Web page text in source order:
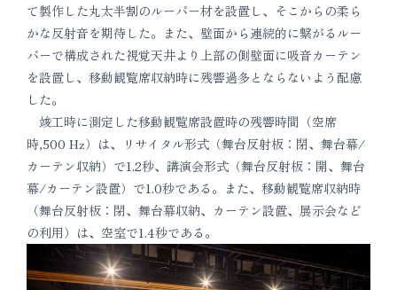
て製作した丸太半割のルーバー材を設置し、そこからの柔ら
かな反射音を期待した。また、壁面から連続的に繋がるルー
バーで構成された視覚天井より上部の側壁面に吸音カーテン
を設置し、移動観覧席収納時に残響過多とならないよう配慮
した。
竣工時に測定した移動観覧席設置時の残響時間（空席
時,500 Hz）は、リサイタル形式（舞台反射板：閉、舞台幕/
カーテン収納）で1.2秒、講演会形式（舞台反射板：開、舞台
幕/カーテン設置）で1.0秒である。また、移動観覧席収納時
（舞台反射板：閉、舞台幕収納、カーテン設置、展示会など
の利用）は、空室で1.4秒である。